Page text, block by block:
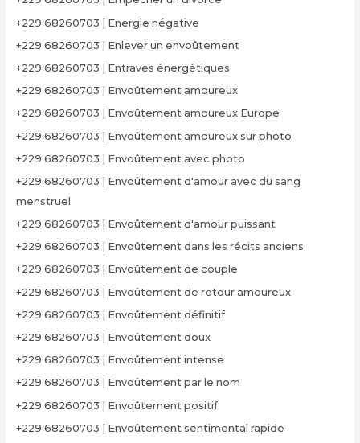
+229 68260703 | Energie négative
+229 68260703 | Enlever un envoûtement
+229 68260703 | Entraves énergétiques
+229 68260703 | Envoûtement amoureux
+229 68260703 | Envoûtement amoureux Europe
+229 68260703 | Envoûtement amoureux sur photo
+229 68260703 | Envoûtement avec photo
+229 68260703 | Envoûtement d'amour avec du sang
menstruel
+229 68260703 | Envoûtement d'amour puissant
+229 68260703 | Envoûtement dans les récits anciens
+229 68260703 | Envoûtement de couple
+229 68260703 | Envoûtement de retour amoureux
+229 68260703 | Envoûtement définitif
+229 68260703 | Envoûtement doux
+229 68260703 | Envoûtement intense
+229 68260703 | Envoûtement par le nom
+229 68260703 | Envoûtement positif
+229 68260703 | Envoûtement sentimental rapide